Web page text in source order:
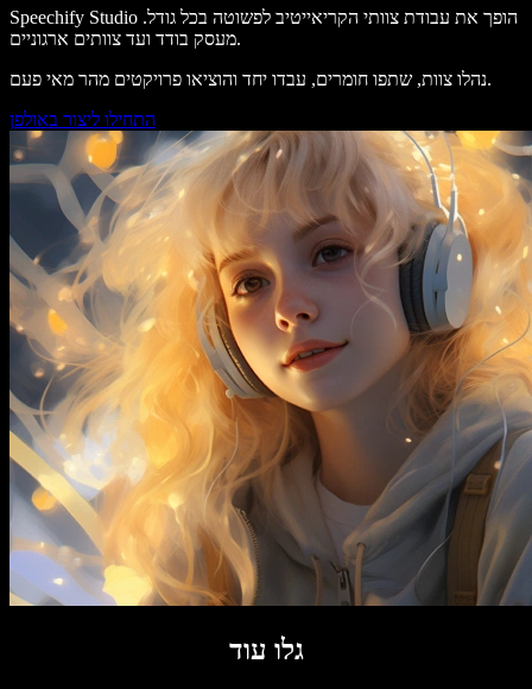
Speechify Studio הופך את עבודת צוותי הקריאייטיב לפשוטה בכל גודל.
מעסק בודד ועד צוותים ארגוניים.
נהלו צוות, שתפו חומרים, עבדו יחד והוציאו פרויקטים מהר מאי פעם.
התחילו ליצור באולפן
גלו עוד